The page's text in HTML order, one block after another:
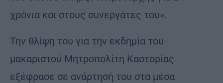
χρόνια και στους συνεργάτες του».
Την θλίψη του για την εκδημία του
μακαριστού Μητροπολίτη Καστορίας
εξέφρασε σε ανάρτησή του στα μέσα